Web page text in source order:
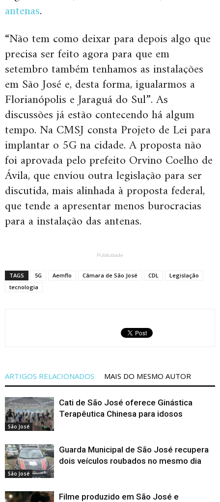
antenas.
“Não tem como deixar para depois algo que
precisa ser feito agora para que em
setembro também tenhamos as instalações
em São José e, desta forma, igualarmos a
Florianópolis e Jaraguá do Sul”. As
discussões já estão contecendo há algum
tempo. Na CMSJ consta Projeto de Lei para
implantar o 5G na cidade. A proposta não
foi aprovada pelo prefeito Orvino Coelho de
Ávila, que enviou outra legislação para ser
discutida, mais alinhada à proposta federal,
que tende a apresentar menos burocracias
para a instalação das antenas.
Publicidade
TAGS 5G Aemflo Câmara de São José CDL
Legislação
tecnologia
ARTIGOS RELACIONADOS MAIS DO MESMO AUTOR
São José
Cati de São José oferece Ginástica
Terapêutica Chinesa para idosos
São José
Guarda Municipal de São José recupera
dois veículos roubados no mesmo dia
Filme produzido em São José e